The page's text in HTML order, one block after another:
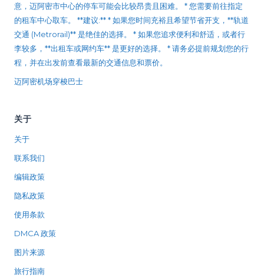
意，迈阿密市中心的停车可能会比较昂贵且困难。 * 您需要前往指定
的租车中心取车。 **建议:** * 如果您时间充裕且希望节省开支，**轨道
交通 (Metrorail)** 是绝佳的选择。 * 如果您追求便利和舒适，或者行
李较多，**出租车或网约车** 是更好的选择。 * 请务必提前规划您的行
程，并在出发前查看最新的交通信息和票价。
迈阿密机场穿梭巴士
关于
关于
联系我们
编辑政策
隐私政策
使用条款
DMCA 政策
图片来源
旅行指南